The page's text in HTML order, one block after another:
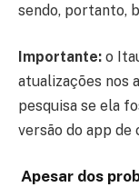
sendo, portanto,
Importante: o
atualizações nos
pesquisa se ela
versão do app de
Apesar dos